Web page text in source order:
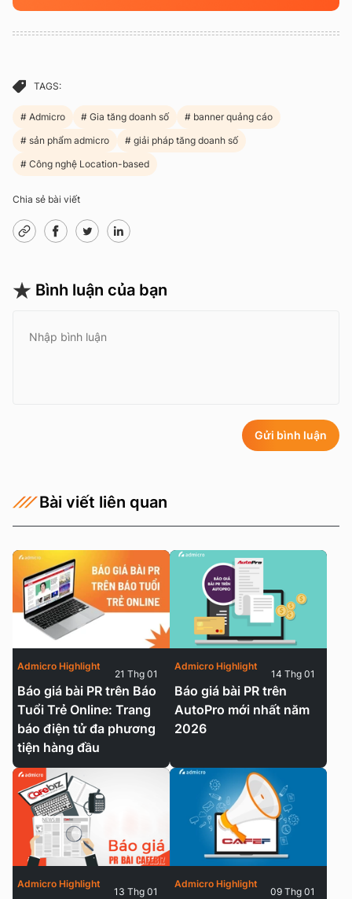
TAGS:
Admicro Gia tăng doanh số
banner quảng cáo
sản phẩm admicro
giải pháp tăng doanh số
Công nghệ Location-based
Chia sẻ bài viết
Bình luận của bạn
Gửi bình luận
Bài viết liên quan
Báo giá bài PR trên Báo
Tuổi Trẻ Online: Trang
báo điện tử đa phương
tiện hàng đầu
Admicro Highlight
21 Thg 01
Báo giá bài PR trên
AutoPro mới nhất năm
2026
Admicro Highlight
14 Thg 01
Admicro Highlight
13 Thg 01
Admicro Highlight
09 Thg 01